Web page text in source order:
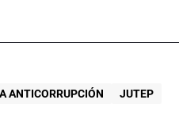
ANTICORRUPCIÓN
JUTEP